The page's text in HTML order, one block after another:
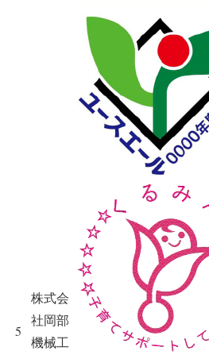
5
株式会
社岡部
機械工